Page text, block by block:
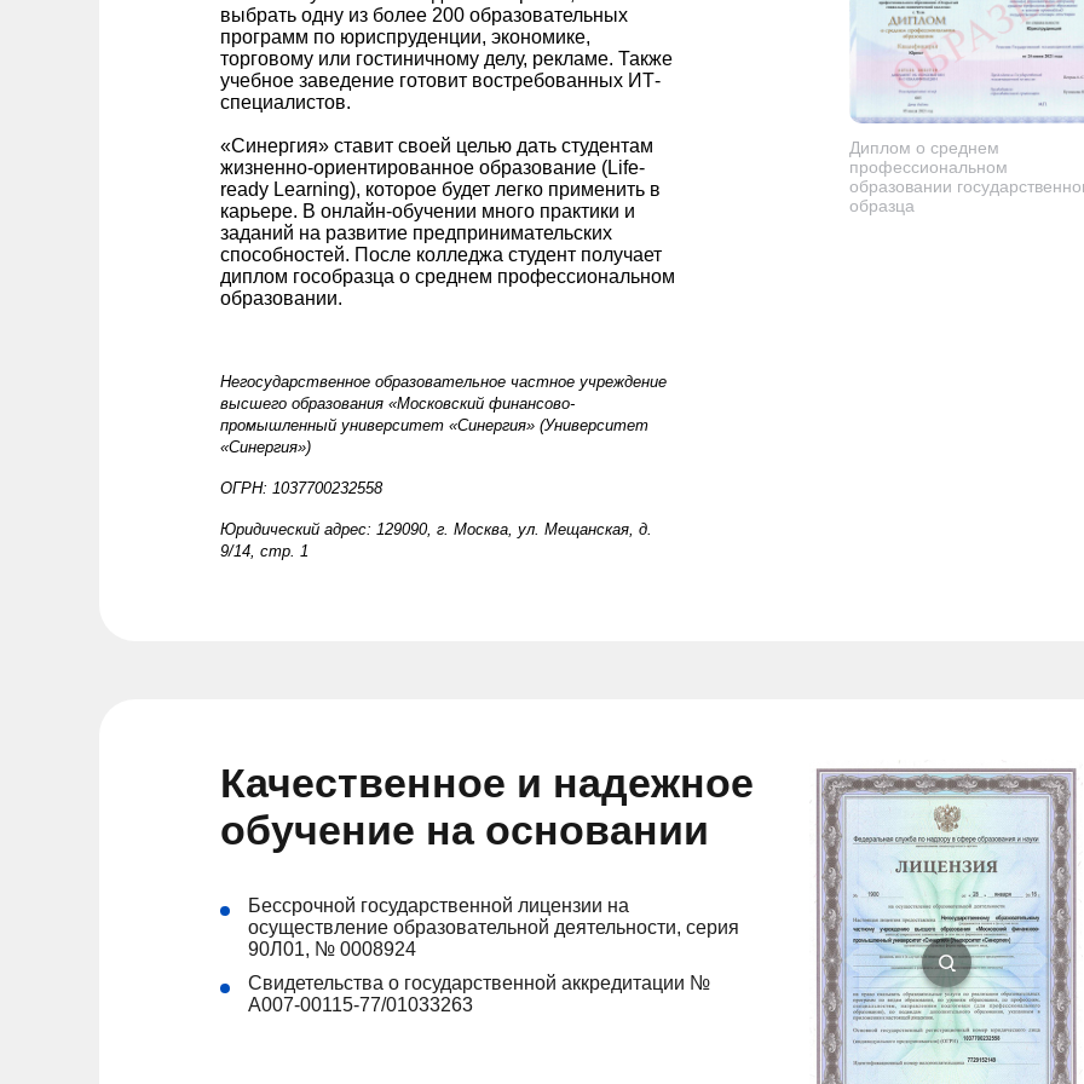
выбрать одну из более 200 образовательных
программ по юриспруденции, экономике,
торговому или гостиничному делу, рекламе. Также
учебное заведение готовит востребованных ИТ-
специалистов.
«Синергия» ставит своей целью дать студентам
жизненно-ориентированное образование (Life-
ready Learning), которое будет легко применить в
карьере. В онлайн-обучении много практики и
заданий на развитие предпринимательских
способностей. После колледжа студент получает
диплом гособразца о среднем профессиональном
образовании.
Негосударственное образовательное частное учреждение
высшего образования «Московский финансово-
промышленный университет «Синергия» (Университет
«Синергия»)
ОГРН: 1037700232558
Юридический адрес: 129090, г. Москва, ул. Мещанская, д.
9/14, стр. 1
Диплом о среднем
профессиональном
образовании
образца
Качественное и надежное
обучение на основании
Бессрочной государственной лицензии на
осуществление образовательной деятельности, серия
90Л01, № 0008924
Свидетельства о государственной аккредитации №
А007-00115-77/01033263